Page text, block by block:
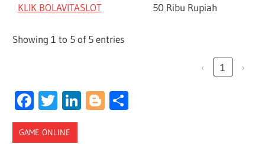
KLIK BOLAVITASLOT 50 Ribu Rupiah
Showing 1 to 5 of 5 entries
‹ 1 ›
Facebook
Twitter
LinkedIn
Blogger
GAME ONLINE